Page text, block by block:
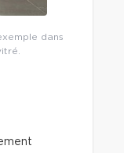
dans